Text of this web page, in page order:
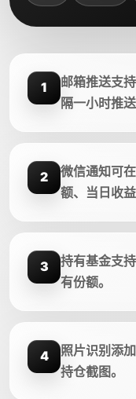
1
邮箱推送支
隔一小时推
2
微信通知可
额、当日收
3
持有基金支
有份额。
4
照片识别添
持仓截图。